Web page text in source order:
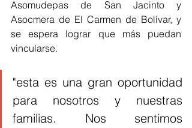
Asomudepas de San Jacinto y
Asocmera de El Carmen de Bolívar, y
se espera lograr que más puedan
vincularse.
"esta es una gran oportunidad
para nosotros y nuestras
familias. Nos sentimos